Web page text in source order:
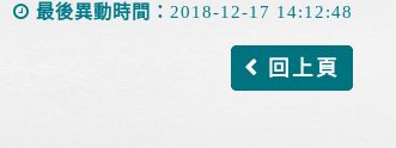
最後異動時間： 2018-12-17 14:12:48
回上頁